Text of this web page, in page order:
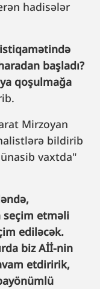
hadisələr
başladı?
qoşulmağa
Mirzoyan
bildirib
vaxtda"
seçim etməli
ediləcək.
biz Aİİ-nin
etdiririk,